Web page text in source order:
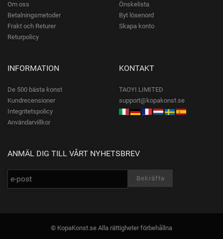
Om oss
Betalningsmetoder
Frakt och Returer
Returpolicy
Önskelista
Byt lösenord
Skapa konto
INFORMATION
De 500 bästa konst
Kundrecensioner
Integritetspolicy
Användarvillkor
KONTAKT
TAOYI LIMITED
support@kopakonst.se
ANMÄL DIG TILL VÅRT NYHETSBREV
© KopaKonst.se Alla rättigheter förbehållna